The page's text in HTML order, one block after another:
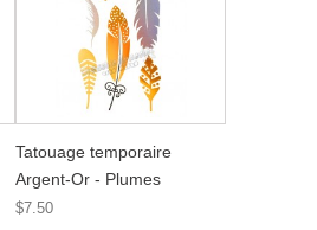
Tatouage temporaire
Argent-Or - Plumes
$7.50